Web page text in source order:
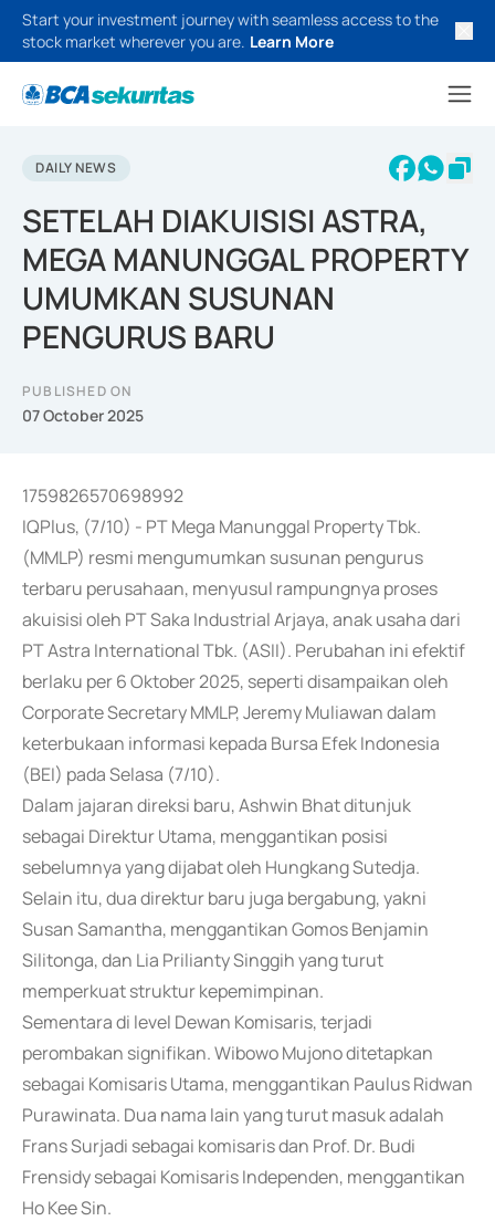
Start your investment journey with seamless access to the
stock market wherever you are. Learn More
DAILY NEWS
SETELAH DIAKUISISI ASTRA,
MEGA MANUNGGAL PROPERTY
UMUMKAN SUSUNAN
PENGURUS BARU
PUBLISHED ON
07 October 2025
1759826570698992
IQPlus, (7/10) - PT Mega Manunggal Property Tbk.
(MMLP) resmi mengumumkan susunan pengurus
terbaru perusahaan, menyusul rampungnya proses
akuisisi oleh PT Saka Industrial Arjaya, anak usaha dari
PT Astra International Tbk. (ASII). Perubahan ini efektif
berlaku per 6 Oktober 2025, seperti disampaikan oleh
Corporate Secretary MMLP, Jeremy Muliawan dalam
keterbukaan informasi kepada Bursa Efek Indonesia
(BEI) pada Selasa (7/10).
Dalam jajaran direksi baru, Ashwin Bhat ditunjuk
sebagai Direktur Utama, menggantikan posisi
sebelumnya yang dijabat oleh Hungkang Sutedja.
Selain itu, dua direktur baru juga bergabung, yakni
Susan Samantha, menggantikan Gomos Benjamin
Silitonga, dan Lia Prilianty Singgih yang turut
memperkuat struktur kepemimpinan.
Sementara di level Dewan Komisaris, terjadi
perombakan signifikan. Wibowo Mujono ditetapkan
sebagai Komisaris Utama, menggantikan Paulus Ridwan
Purawinata. Dua nama lain yang turut masuk adalah
Frans Surjadi sebagai komisaris dan Prof. Dr. Budi
Frensidy sebagai Komisaris Independen, menggantikan
Ho Kee Sin.